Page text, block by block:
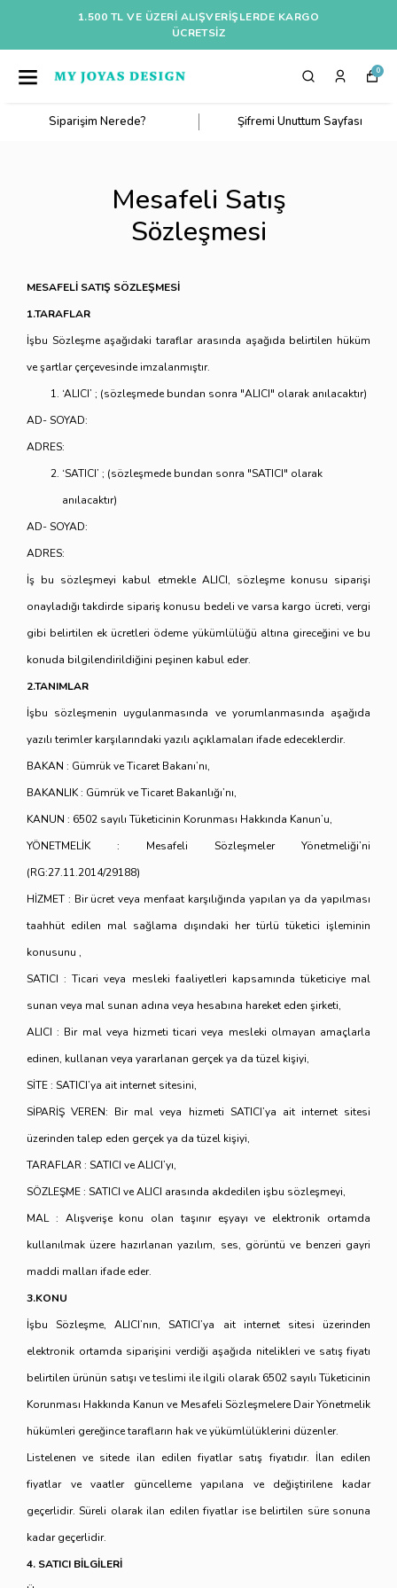
1.500 TL VE ÜZERI ALIŞVERIŞLERDE KARGO
ÜCRETSİZ
0
Siparişim Nerede? Şifremi Unuttum Sayfası
Mesafeli Satış
Sözleşmesi
MESAFELİ SATIŞ SÖZLEŞMESİ
1.TARAFLAR
İşbu Sözleşme aşağıdaki taraflar arasında aşağıda belirtilen hüküm
ve şartlar çerçevesinde imzalanmıştır.
‘ALICI’ ; (sözleşmede bundan sonra "ALICI" olarak anılacaktır)
AD- SOYAD:
ADRES:
‘SATICI’ ; (sözleşmede bundan sonra "SATICI" olarak
anılacaktır)
AD- SOYAD:
ADRES:
İş bu sözleşmeyi kabul etmekle ALICI, sözleşme konusu siparişi
onayladığı takdirde sipariş konusu bedeli ve varsa kargo ücreti, vergi
gibi belirtilen ek ücretleri ödeme yükümlülüğü altına gireceğini ve bu
konuda bilgilendirildiğini peşinen kabul eder.
2.TANIMLAR
İşbu sözleşmenin uygulanmasında ve yorumlanmasında aşağıda
yazılı terimler karşılarındaki yazılı açıklamaları ifade edeceklerdir.
BAKAN : Gümrük ve Ticaret Bakanı’nı,
BAKANLIK : Gümrük ve Ticaret Bakanlığı’nı,
KANUN : 6502 sayılı Tüketicinin Korunması Hakkında Kanun’u,
YÖNETMELİK : Mesafeli Sözleşmeler Yönetmeliği’ni
(RG:27.11.2014/29188)
HİZMET : Bir ücret veya menfaat karşılığında yapılan ya da yapılması
taahhüt edilen mal sağlama dışındaki her türlü tüketici işleminin
konusunu ,
SATICI : Ticari veya mesleki faaliyetleri kapsamında tüketiciye mal
sunan veya mal sunan adına veya hesabına hareket eden şirketi,
ALICI : Bir mal veya hizmeti ticari veya mesleki olmayan amaçlarla
edinen, kullanan veya yararlanan gerçek ya da tüzel kişiyi,
SİTE : SATICI’ya ait internet sitesini,
SİPARİŞ VEREN: Bir mal veya hizmeti SATICI’ya ait internet sitesi
üzerinden talep eden gerçek ya da tüzel kişiyi,
TARAFLAR : SATICI ve ALICI’yı,
SÖZLEŞME : SATICI ve ALICI arasında akdedilen işbu sözleşmeyi,
MAL : Alışverişe konu olan taşınır eşyayı ve elektronik ortamda
kullanılmak üzere hazırlanan yazılım, ses, görüntü ve benzeri gayri
maddi malları ifade eder.
3.KONU
İşbu Sözleşme, ALICI’nın, SATICI’ya ait internet sitesi üzerinden
elektronik ortamda siparişini verdiği aşağıda nitelikleri ve satış fiyatı
belirtilen ürünün satışı ve teslimi ile ilgili olarak 6502 sayılı Tüketicinin
Korunması Hakkında Kanun ve Mesafeli Sözleşmelere Dair Yönetmelik
hükümleri gereğince tarafların hak ve yükümlülüklerini düzenler.
Listelenen ve sitede ilan edilen fiyatlar satış fiyatıdır. İlan edilen
fiyatlar ve vaatler güncelleme yapılana ve değiştirilene kadar
geçerlidir. Süreli olarak ilan edilen fiyatlar ise belirtilen süre sonuna
kadar geçerlidir.
4. SATICI BİLGİLERİ